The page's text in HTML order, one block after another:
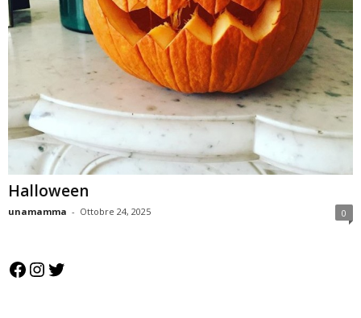
Halloween
unamamma - Ottobre 24, 2025 0
Facebook Instagram Twitter